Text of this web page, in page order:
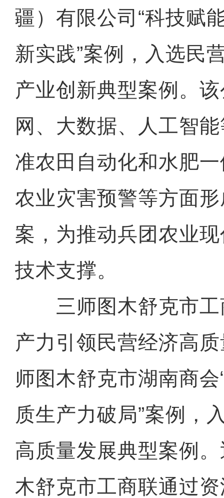
疆）有限公司“科技赋
新实践”案例，入选民
产业创新典型案例。
网、大数据、人工智
准农田自动化和水肥
农业灾害预警等方面
案，为推动兵团农业
技术支撑。
三师图木舒克市工
产力引领民营经济高
师图木舒克市湖南商
质生产力破局”案例，
高质量发展典型案例
木舒克市工商联通过